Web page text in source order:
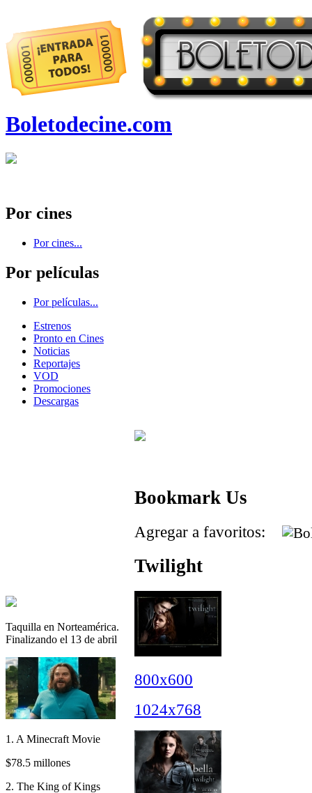
Boletodecine.com
Por cines
Por cines...
Por películas
Por películas...
Estrenos
Pronto en Cines
Noticias
Reportajes
VOD
Promociones
Descargas
Taquilla en Norteamérica.
Finalizando el 13 de abril
1. A Minecraft Movie
$78.5 millones
2. The King of Kings
Bookmark Us
Agregar a favoritos:
Twilight
800x600
1024x768